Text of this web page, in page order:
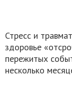
Стресс и
здоровье
пережитых
несколько